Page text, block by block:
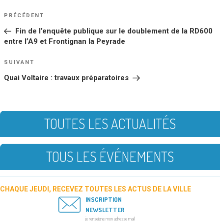
NAVIGATION
DE
L’ARTICLE
Article
PRÉCÉDENT
Fin de l’enquête publique sur le doublement de la RD600
entre l’A9 et Frontignan la Peyrade
Article
SUIVANT
Quai Voltaire : travaux préparatoires
TOUTES LES ACTUALITÉS
TOUS LES ÉVÉNEMENTS
CHAQUE JEUDI, RECEVEZ TOUTES LES ACTUS DE LA VILLE
INSCRIPTION
NEWSLETTER